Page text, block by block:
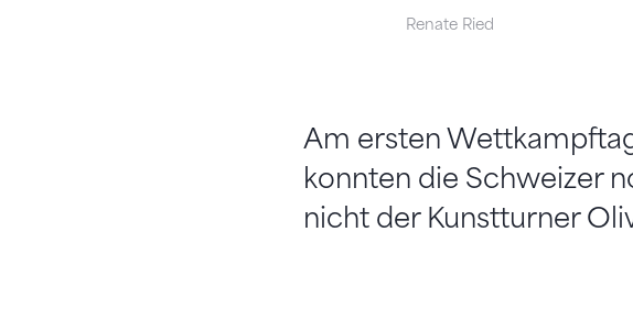
Renate Ried
Am ersten
konnten die Schweizer
nicht der Kunstturner